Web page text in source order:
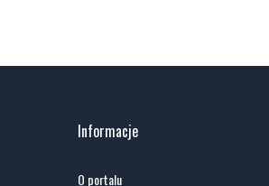
Informacje
O portalu